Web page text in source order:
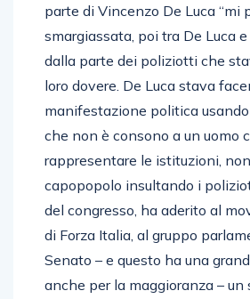
parte di Vincenzo De Luca “mi
smargiassata, poi tra De Luca
dalla parte dei poliziotti che
loro dovere. De Luca stava
manifestazione politica
che non è consono a un uomo
rappresentare le istituzioni,
capopopolo insultando i
del congresso, ha aderito al
di Forza Italia, al gruppo
Senato – e questo ha una
anche per la maggioranza – un